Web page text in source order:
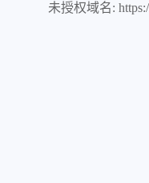
未授权域名: